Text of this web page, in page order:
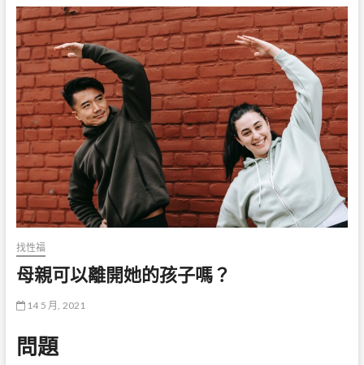
找性福
母親可以離開她的孩子嗎？
14 5 月, 2021
問題